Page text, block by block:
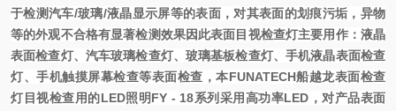
于检测汽车/玻璃/液晶显示屏等的表面，对其表面的划痕污垢，异物
等的外观不合格有显著检测效果因此表面目视检查灯主要用作：液晶
表面检查灯、汽车玻璃检查灯、玻璃基板检查灯、手机液晶表面检查
灯、手机触摸屏幕检查等表面检查，本FUNATECH船越龙表面检查
灯目视检查用的LED照明FY - 18系列采用高功率LED，对产品表面